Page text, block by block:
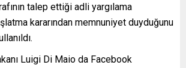
talep ettiği adli yargılama
kararından memnuniyet duyduğunu
Luigi Di Maio da Facebook